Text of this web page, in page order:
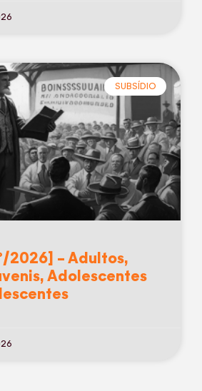
SUBSÍDIO
2026] – Adultos,
Adolescentes